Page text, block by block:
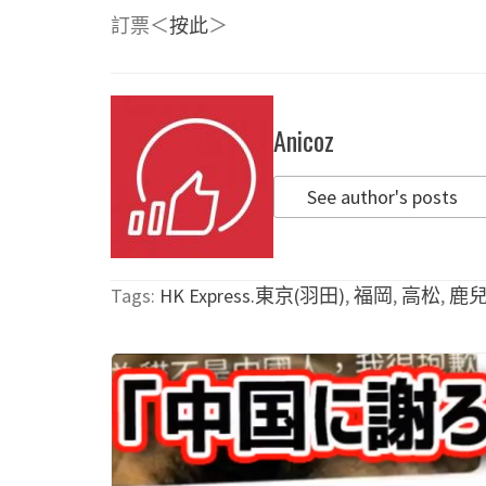
訂票＜按此＞
Anicoz
See author's posts
Tags: HK Express.東京(羽田),福岡, 高松, 鹿